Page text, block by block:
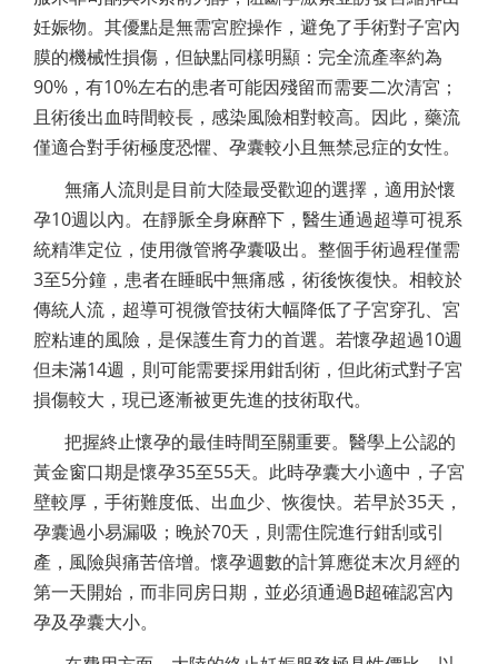
妊娠物。其優點是無需宮腔操作，避免了手術對子宮內
膜的機械性損傷，但缺點同樣明顯：完全流產率約為
90%，有10%左右的患者可能因殘留而需要二次清宮；
且術後出血時間較長，感染風險相對較高。因此，藥流
僅適合對手術極度恐懼、孕囊較小且無禁忌症的女性。
無痛人流則是目前大陸最受歡迎的選擇，適用於懷
孕10週以內。在靜脈全身麻醉下，醫生通過超導可視系
統精準定位，使用微管將孕囊吸出。整個手術過程僅需
3至5分鐘，患者在睡眠中無痛感，術後恢復快。相較於
傳統人流，超導可視微管技術大幅降低了子宮穿孔、宮
腔粘連的風險，是保護生育力的首選。若懷孕超過10週
但未滿14週，則可能需要採用鉗刮術，但此術式對子宮
損傷較大，現已逐漸被更先進的技術取代。
把握終止懷孕的最佳時間至關重要。醫學上公認的
黃金窗口期是懷孕35至55天。此時孕囊大小適中，子宮
壁較厚，手術難度低、出血少、恢復快。若早於35天，
孕囊過小易漏吸；晚於70天，則需住院進行鉗刮或引
產，風險與痛苦倍增。懷孕週數的計算應從末次月經的
第一天開始，而非同房日期，並必須通過B超確認宮內
孕及孕囊大小。